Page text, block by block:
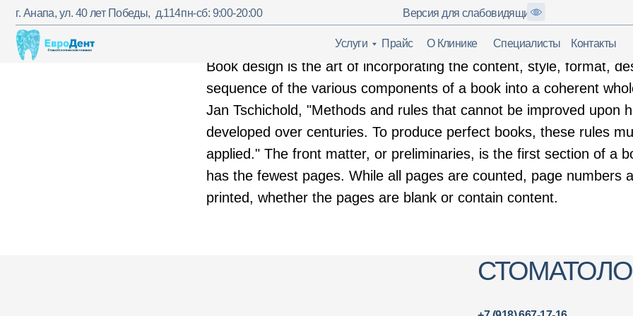
г. Анапа, ул. 40 лет Победы, д.114
пн-сб: 9:00-20:00
МЕНЮ
г. Анапа, ул. 40 лет Победы, д.114
Прайс О Клинике Специалисты Контакты
пн-сб: 9:00-20:00 Версия для слабовидящих
Book design is the art of incorporating the content, style, format,
sequence of the various components of a book into a coherent
Jan Tschichold, "Methods and rules that cannot be improved upon
developed over centuries. To produce perfect books, these rules
applied." The front matter, or preliminaries, is the first section of a
has the fewest pages. While all pages are counted, page numbers
printed, whether the pages are blank or contain content.
+7 (918) 667-17-16